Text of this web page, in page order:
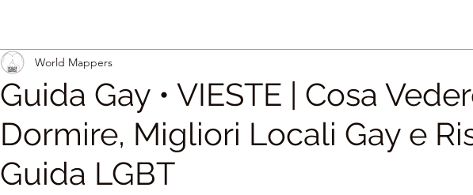
Guida Gay • VIESTE | Cosa
Dormire, Migliori Locali Gay e
Guida LGBT
World Mappers